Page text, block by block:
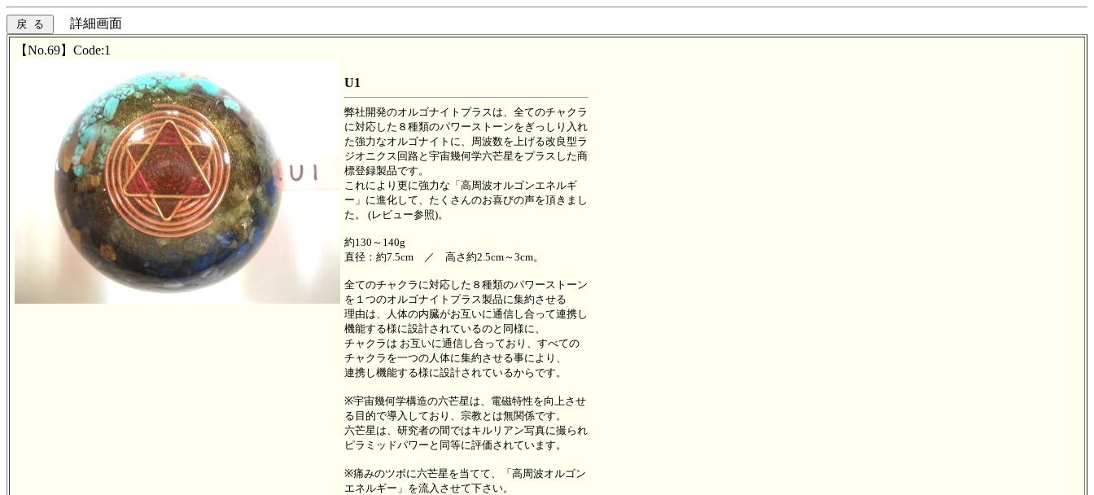
詳細画面
【No.69】Code:1
U1
弊社開発のオルゴナイトプラスは、全てのチャクラ
に対応した８種類のパワーストーンをぎっしり入れ
た強力なオルゴナイトに、周波数を上げる改良型ラ
ジオニクス回路と宇宙幾何学六芒星をプラスした商
標登録製品です。
これにより更に強力な「高周波オルゴンエネルギ
ー」に進化して、たくさんのお喜びの声を頂きまし
た。 (レビュー参照)。
約130～140g
直径：約7.5cm ／ 高さ約2.5cm～3cm。
全てのチャクラに対応した８種類のパワーストーン
を１つのオルゴナイトプラス製品に集約させる
理由は、人体の内臓がお互いに通信し合って連携し
機能する様に設計されているのと同様に、
チャクラは お互いに通信し合っており、すべての
チャクラを一つの人体に集約させる事により、
連携し機能する様に設計されているからです。
※宇宙幾何学構造の六芒星は、電磁特性を向上させ
る目的で導入しており、宗教とは無関係です。
六芒星は、研究者の間ではキルリアン写真に撮られ
ピラミッドパワーと同等に評価されています。
※痛みのツボに六芒星を当てて、「高周波オルゴン
エネルギー」を流入させて下さい。